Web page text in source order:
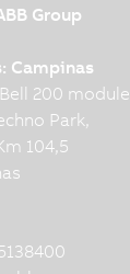
Group
Campinas
200 module
Park,
104,5